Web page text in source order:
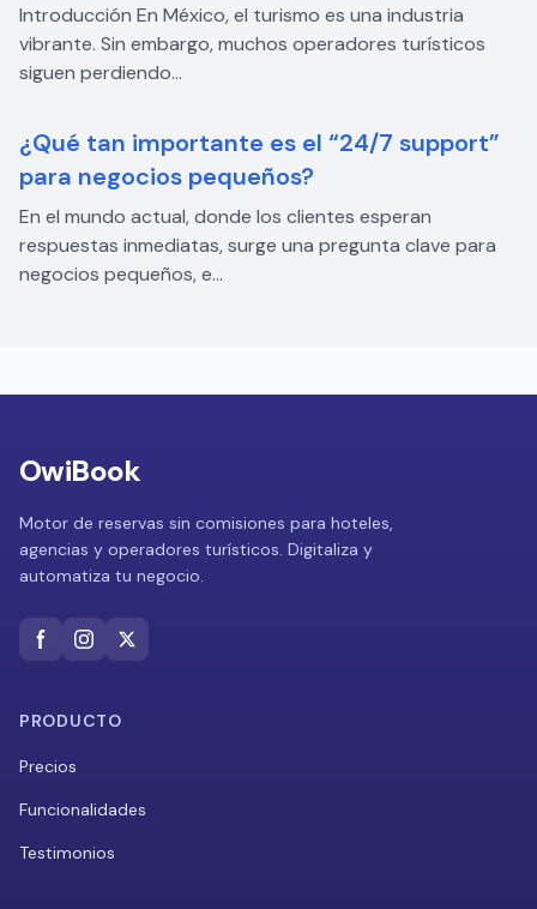
Introducción En México, el turismo es una industria
vibrante. Sin embargo, muchos operadores turísticos
siguen perdiendo...
¿Qué tan importante es el “24/7 support”
para negocios pequeños?
En el mundo actual, donde los clientes esperan
respuestas inmediatas, surge una pregunta clave para
negocios pequeños, e...
OwiBook
Motor de reservas sin comisiones para hoteles,
agencias y operadores turísticos. Digitaliza y
automatiza tu negocio.
PRODUCTO
Precios
Funcionalidades
Testimonios